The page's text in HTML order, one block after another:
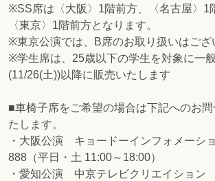
※SS席は〈大阪〉1階前方、〈名古屋〉1
〈東京〉1階前方となります。
※東京公演では、B席のお取り扱いはござ
※学生席は、25歳以下の学生を対象に一
(11/26(土))以降に販売いたします
■車椅子席をご希望の場合は下記へのお
たします。
・大阪公演 キョードーインフォメーシ
888（平日・土 11:00～18:00）
・愛知公演 中京テレビクリエイション